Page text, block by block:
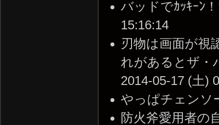
バッドでｶｯｷｰﾝ
15:16:14
刃物は画面が視
れがあるとザ・
2014-05-17 (土)
やっぱチェンソ
防火斧愛用者の